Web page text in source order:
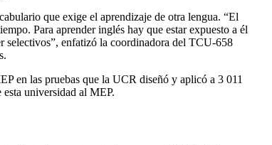
que exige el aprendizaje de otra lengua. “El
Para aprender inglés hay que estar expuesto a él
selectivos”, enfatizó la coordinadora del TCU-658
en las pruebas que la UCR diseñó y aplicó a 3 011
universidad al MEP.